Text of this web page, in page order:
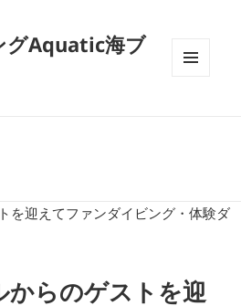
グAquatic海ブ
からのゲストを迎